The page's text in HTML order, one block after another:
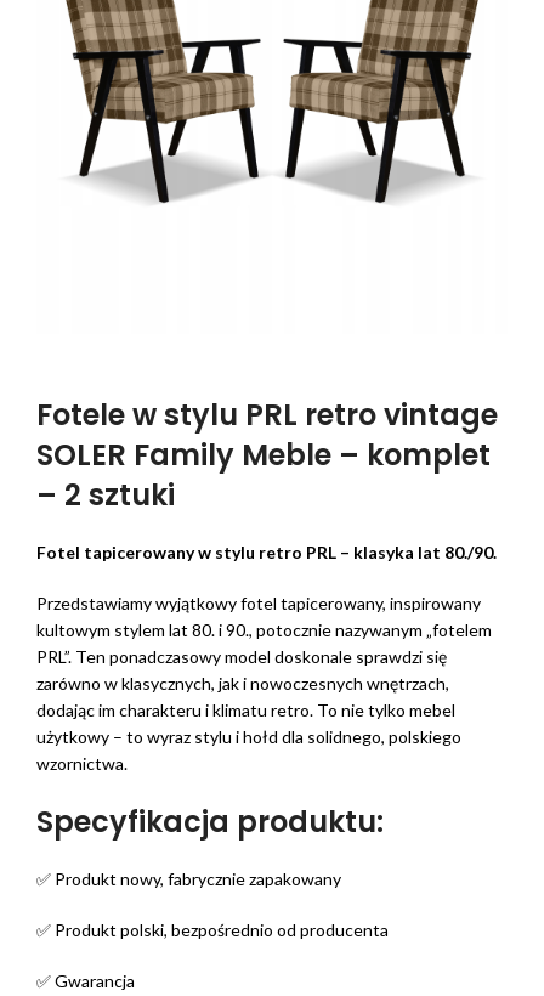
Fotele w stylu PRL retro vintage
SOLER Family Meble – komplet
– 2 sztuki
Fotel tapicerowany w stylu retro PRL – klasyka lat 80./90.
Przedstawiamy wyjątkowy fotel tapicerowany, inspirowany
kultowym stylem lat 80. i 90., potocznie nazywanym „fotelem
PRL”. Ten ponadczasowy model doskonale sprawdzi się
zarówno w klasycznych, jak i nowoczesnych wnętrzach,
dodając im charakteru i klimatu retro. To nie tylko mebel
użytkowy – to wyraz stylu i hołd dla solidnego, polskiego
wzornictwa.
Specyfikacja produktu:
✅ Produkt nowy, fabrycznie zapakowany
✅ Produkt polski, bezpośrednio od producenta
✅ Gwarancja